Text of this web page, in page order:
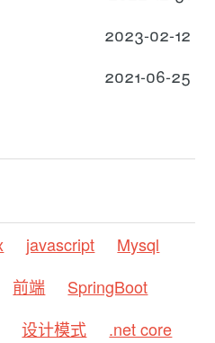
2023-02-12
2021-06-25
javascript
Mysql
前端
SpringBoot
设计模式
.net core